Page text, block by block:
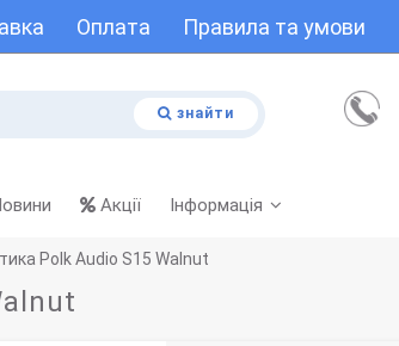
Оплата Правила та умови
знайти
Акції Інформація
Polk Audio S15 Walnut